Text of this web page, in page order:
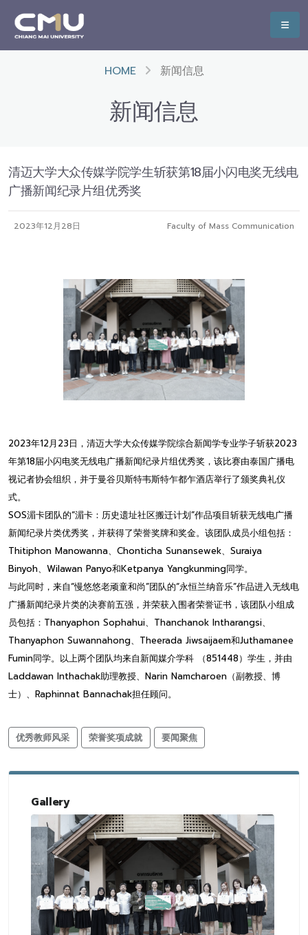
HOME 新闻信息
新闻信息
清迈大学大众传媒学院学生斩获第18届小闪电奖无线电
广播新闻纪录片组优秀奖
2023年12月28日 Faculty of Mass Communication
2023年12月23日，清迈大学大众传媒学院综合新闻学专业学子斩获2023
年第18届小闪电奖无线电广播新闻纪录片组优秀奖，该比赛由泰国广播电
视记者协会组织，并于曼谷贝斯特韦斯特乍都乍酒店举行了颁奖典礼仪
式。
SOS湄卡团队的“湄卡：历史遗址社区搬迁计划”作品项目斩获无线电广播
新闻纪录片类优秀奖，并获得了荣誉奖牌和奖金。该团队成员小组包括：
Thitiphon Manowanna、Chonticha Sunansewek、Suraiya
Binyoh、Wilawan Panyo和Ketpanya Yangkunming同学。
与此同时，来自“慢悠悠老顽童和尚”团队的“永恒兰纳音乐”作品进入无线电
广播新闻纪录片类的决赛前五强，并荣获入围者荣誉证书，该团队小组成
员包括：Thanyaphon Sophahui、Thanchanok Intharangsi、
Thanyaphon Suwannahong、Theerada Jiwsaijaem和Juthamanee
Fumin同学。以上两个团队均来自新闻媒介学科 （851448）学生，并由
Laddawan Inthachak助理教授、Narin Namcharoen（副教授、博
士）、Raphinnat Bannachak担任顾问。
优秀教师风采 荣誉奖项成就 要闻聚焦
Gallery